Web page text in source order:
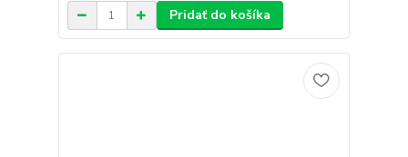
Pridať do košíka